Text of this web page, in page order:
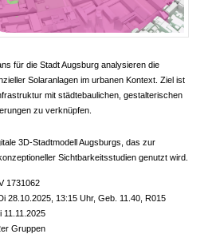
für die Stadt Augsburg analysieren die
Solaranlagen im urbanen Kontext. Ziel ist
mit städtebaulichen, gestalterischen
zu verknüpfen.
3D-Stadtmodell Augsburgs, das zur
Sichtbarkeitsstudien genutzt wird.
1731062
Uhr, Geb. 11.40, R015